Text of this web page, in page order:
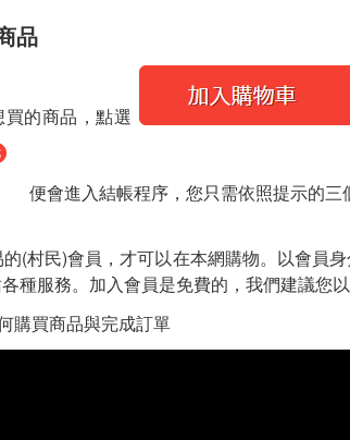
品
的商品，點選
便會進入結帳程序，您只需依照提示的
(村民)會員，才可以在本網購物。以會員
種服務。加入會員是免費的，我們建議您
購買商品與完成訂單